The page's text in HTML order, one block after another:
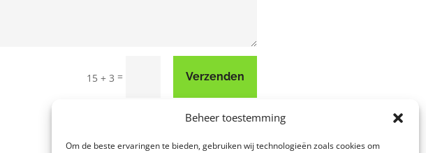
Beheer toestemming
Om de beste ervaringen te bieden, gebruiken wij technologieën zoals cookies om
15 + 3 = Verzenden